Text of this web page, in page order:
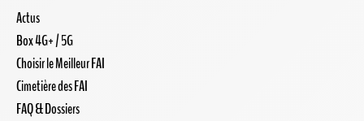
Actus
Box 4G+ / 5G
Choisir le Meilleur FAI
Cimetière des FAI
FAQ & Dossiers